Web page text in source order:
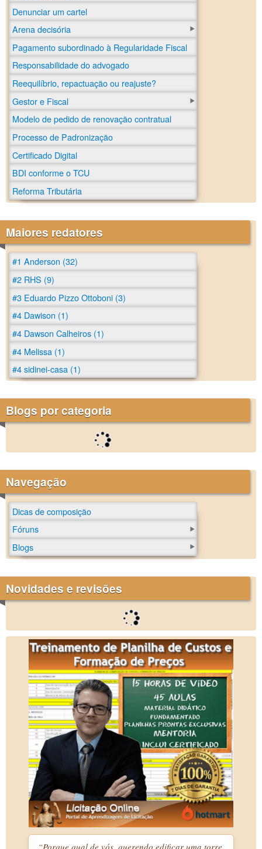
Denunciar um cartel
Arena decisória
Pagamento subordinado à Regularidade Fiscal
Responsabilidade do advogado
Reequilíbrio, repactuação ou reajuste?
Gestor e Fiscal
Modelo de pedido de renovação contratual
Processo de Padronização
Certificado Digital
BDI conforme o TCU
Reforma Tributária
Maiores redatores
#1 Anderson (32)
#2 RHS (9)
#3 Eduardo Pizzo Ottoboni (3)
#4 Dawison (1)
#4 Dawson Calheiros (1)
#4 Melissa (1)
#4 sidinei-casa (1)
Blogs por categoria
Navegação
Dicas de composição
Fóruns
Blogs
Novidades e revisões